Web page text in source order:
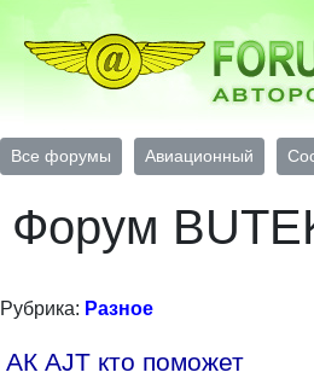
Все форумы Авиационный
Форум
Рубрика: Разное
АК AJT кто поможет